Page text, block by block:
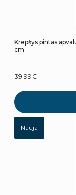
Krepšys pintas apvalus iš
cm
39.99€
Nauja